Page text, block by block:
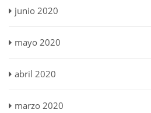
junio 2020
mayo 2020
abril 2020
marzo 2020